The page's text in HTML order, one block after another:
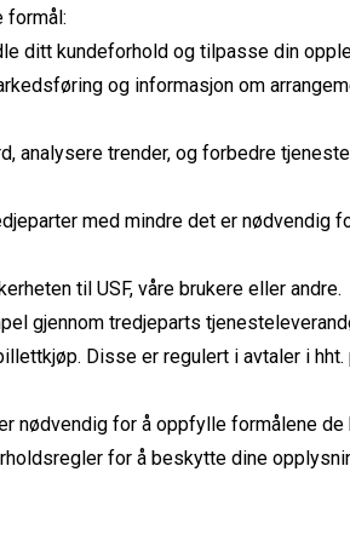
formål:
ditt kundeforhold og tilpasse din
og informasjon om
analysere trender, og forbedre
med mindre det er nødvendig
til USF, våre brukere eller andre.
gjennom tredjeparts
Disse er regulert i avtaler i hht.
nødvendig for å oppfylle formålene
for å beskytte dine